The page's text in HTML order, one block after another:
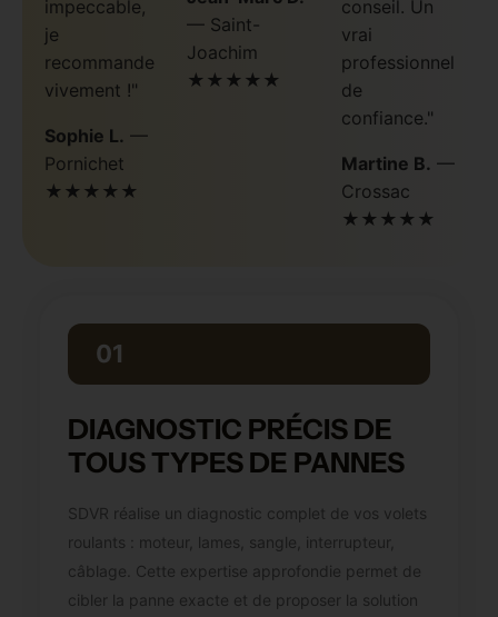
impeccable,
je
recommande
vivement !"
Sophie L. —
Pornichet
★★★★★
— Saint-
Joachim
★★★★★
conseil. Un
vrai
professionnel
de
confiance."
Martine B. —
Crossac
★★★★★
01
DIAGNOSTIC PRÉCIS DE
TOUS TYPES DE PANNES
SDVR réalise un diagnostic complet de vos volets
roulants : moteur, lames, sangle, interrupteur,
câblage. Cette expertise approfondie permet de
cibler la panne exacte et de proposer la solution